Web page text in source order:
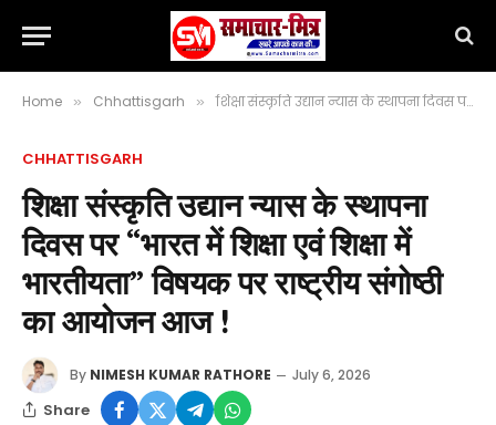
Home » Chhattisgarh » शिक्षा संस्कृति उद्यान न्यास के स्थापना दिवस पर “भारत में शिक्षा एवं शिक्षा में भारतीयता” विषयक पर राष्ट्रीय संगोष्ठी का आयोजन आज !
CHHATTISGARH
शिक्षा संस्कृति उद्यान न्यास के स्थापना
दिवस पर “भारत में शिक्षा एवं शिक्षा में
भारतीयता” विषयक पर राष्ट्रीय संगोष्ठी
का आयोजन आज !
By NIMESH KUMAR RATHORE July 6, 2026
Share